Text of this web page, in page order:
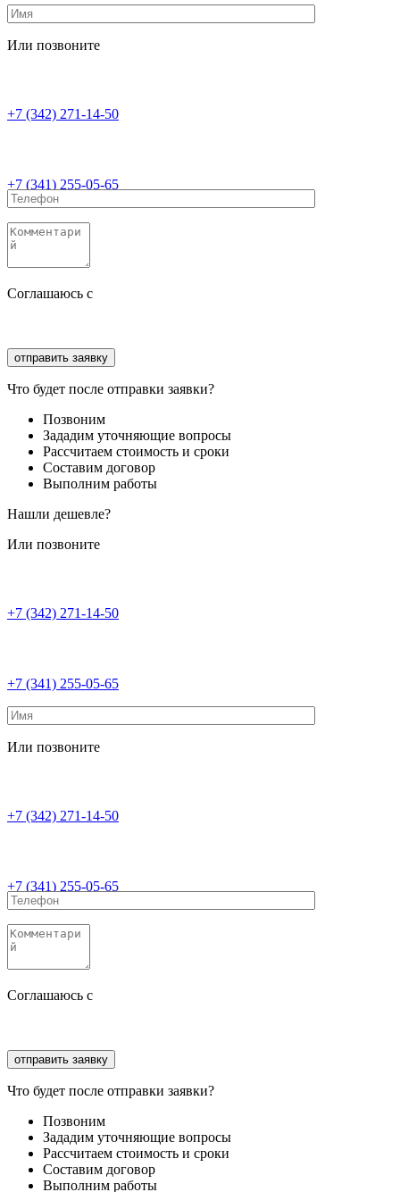
Или позвоните
+7 (342) 271-14-50
+7 (341) 255-05-65
Соглашаюсь с
Что будет после отправки заявки?
Позвоним
Зададим уточняющие вопросы
Рассчитаем стоимость и сроки
Составим договор
Выполним работы
Нашли дешевле?
Или позвоните
+7 (342) 271-14-50
+7 (341) 255-05-65
Или позвоните
+7 (342) 271-14-50
+7 (341) 255-05-65
Соглашаюсь с
Что будет после отправки заявки?
Позвоним
Зададим уточняющие вопросы
Рассчитаем стоимость и сроки
Составим договор
Выполним работы